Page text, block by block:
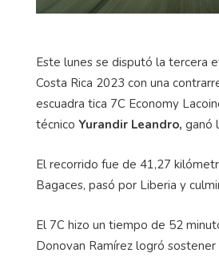
Este lunes se disputó la tercera
Costa Rica 2023 con una
escuadra tica 7C Economy
técnico Yurandir Leandro, ganó
El recorrido fue de 41,27
Bagaces, pasó por Liberia y
El 7C hizo un tiempo de 52
Donovan Ramírez logró